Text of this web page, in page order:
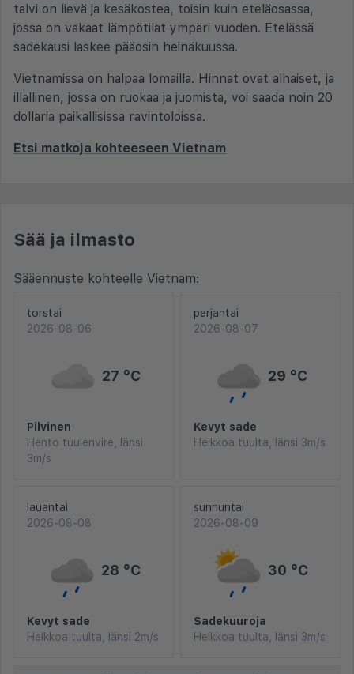
talvi on lievä ja kesäkostea, toisin kuin eteläosassa,
jossa on vakaat lämpötilat ympäri vuoden. Etelässä
sadekausi laskee pääosin heinäkuussa.
Vietnamissa on halpaa lomailla. Hinnat ovat alhaiset, ja
illallinen, jossa on ruokaa ja juomista, voi saada noin 20
dollaria paikallisissa ravintoloissa.
Etsi matkoja kohteeseen Vietnam
Sää ja ilmasto
Sääennuste kohteelle Vietnam:
torstai
2026-08-06
27 °C
Pilvinen
Hento tuulenvire, länsi
3m/s
perjantai
2026-08-07
29 °C
Kevyt sade
Heikkoa tuulta, länsi 3m/s
lauantai
2026-08-08
28 °C
Kevyt sade
Heikkoa tuulta, länsi 2m/s
sunnuntai
2026-08-09
30 °C
Sadekuuroja
Heikkoa tuulta, länsi 3m/s